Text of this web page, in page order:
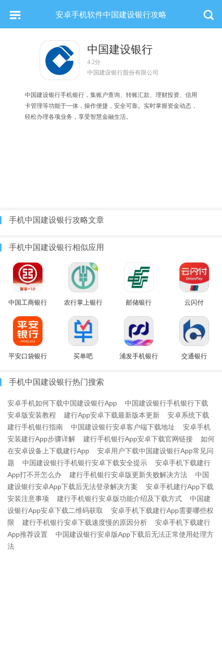
安卓手机软件中国建设银行攻略
中国建设银行
4.2分
中国建设银行股份有限公司
中国建设银行手机银行，集账户查询、转账汇款、理财投资、信用
卡管理等功能于一体，操作便捷，安全可靠。实时掌握资金动态，
轻松办理各项业务，享受智慧金融生活。
手机中国建设银行攻略文章
手机中国建设银行相似应用
中国工商银行 农行掌上银行 邮储银行 云闪付
平安口袋银行 买单吧 浦发手机银行 交通银行
手机中国建设银行热门搜索
安卓手机如何下载中国建设银行App
中国建设银行手机银行下载
安卓版安装教程
建行App安卓下载最新版本更新
安卓系统下载
建行手机银行指南
中国建设银行安卓客户端下载地址
安卓手机
安装建行App步骤详解
建行手机银行App安卓下载官网链接
如何
在安卓设备上下载建行App
安卓用户下载中国建设银行App常见问
题
中国建设银行手机银行安卓下载安全提示
安卓手机下载建行
App打不开怎么办
建行手机银行安卓版更新失败解决方法
中国
建设银行安卓App下载后无法登录解决方案
安卓手机建行App下载
安装注意事项
建行手机银行安卓版功能介绍及下载方式
中国建
设银行App安卓下载二维码获取
安卓手机下载建行App需要哪些权
限
建行手机银行安卓下载速度慢的原因分析
安卓手机下载建行
App推荐设置
中国建设银行安卓版App下载后无法正常使用处理方
法